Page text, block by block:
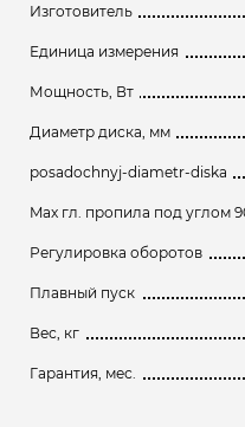
Изготовитель
Единица измерения
Мощность, Вт
Диаметр диска, мм
posadochnyj-diametr-diska
Max гл. пропила под углом
Регулировка оборотов
Плавный пуск
Вес, кг
Гарантия, мес.